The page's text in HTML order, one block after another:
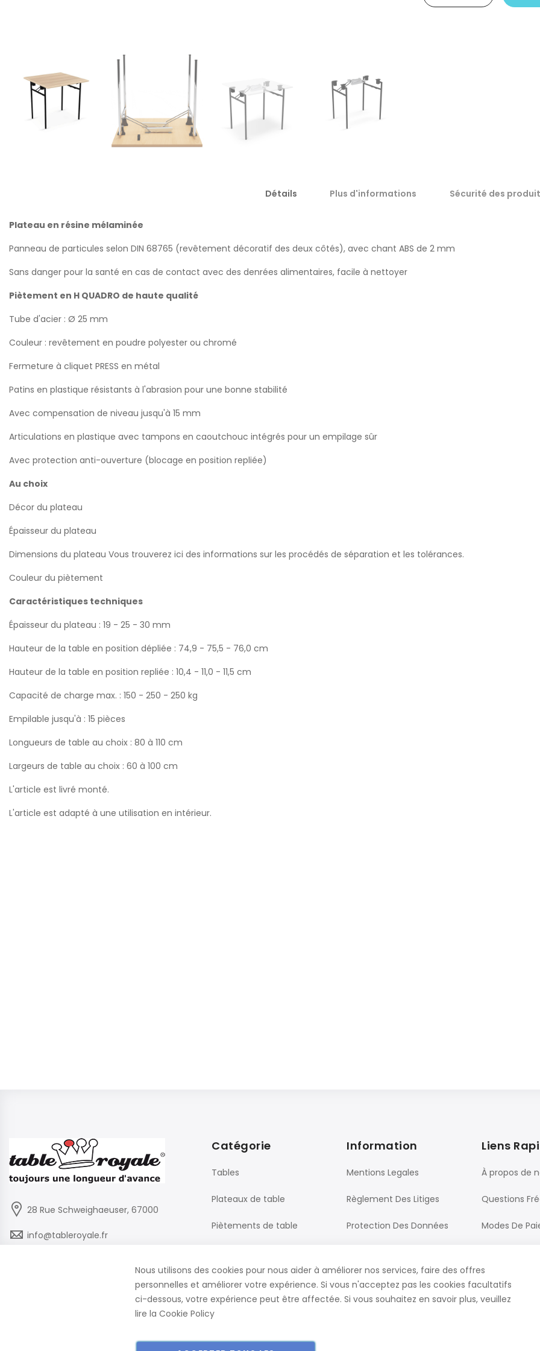
Détails
Plateau en résine mélaminée
Panneau de particules selon DIN 68765 (revêtement décoratif des deux côtés), avec chant ABS de 2 mm
Sans danger pour la santé en cas de contact avec des denrées alimentaires, facile à nettoyer
Piètement en H QUADRO de haute qualité
Tube d'acier : Ø 25 mm
Couleur : revêtement en poudre polyester ou chromé
Fermeture à cliquet PRESS en métal
Patins en plastique résistants à l'abrasion pour une bonne stabilité
Avec compensation de niveau jusqu'à 15 mm
Articulations en plastique avec tampons en caoutchouc intégrés pour un empilage sûr
Avec protection anti-ouverture (blocage en position repliée)
Au choix
Décor du plateau
Épaisseur du plateau
Dimensions du plateau Vous trouverez ici des informations sur les procédés de séparation et les tolérances.
Couleur du piètement
Caractéristiques techniques
Épaisseur du plateau : 19 - 25 - 30 mm
Hauteur de la table en position dépliée : 74,9 - 75,5 - 76,0 cm
Hauteur de la table en position repliée : 10,4 - 11,0 - 11,5 cm
Capacité de charge max. : 150 - 250 - 250 kg
Empilable jusqu'à : 15 pièces
Longueurs de table au choix : 80 à 110 cm
Largeurs de table au choix : 60 à 100 cm
L'article est livré monté.
L'article est adapté à une utilisation en intérieur.
Plus d'informations Sécurité des
28 Rue Schweighaeuser, 67000
info@tableroyale.fr
Lundi - Vendredi: 07:30-17:00
Catégorie
Tables
Plateaux de table
Piètements de table
Mobilier de Bureau
Information
Mentions Legales
Règlement Des Litiges
Protection Des Données
CGV
Liens
À propos de
Questions
Modes De
Contact
Nous utilisons des cookies pour nous aider à améliorer nos services, faire des offres
personnelles et améliorer votre expérience. Si vous n'acceptez pas les cookies facultatifs
ci-dessous, votre expérience peut être affectée. Si vous souhaitez en savoir plus, veuillez
lire laCookie Policy